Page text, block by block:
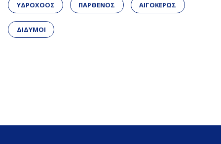
ΥΔΡΟΧΟΟΣ ΠΑΡΘΕΝΟΣ ΑΙΓΟΚΕΡΩΣ
ΔΙΔΥΜΟΙ